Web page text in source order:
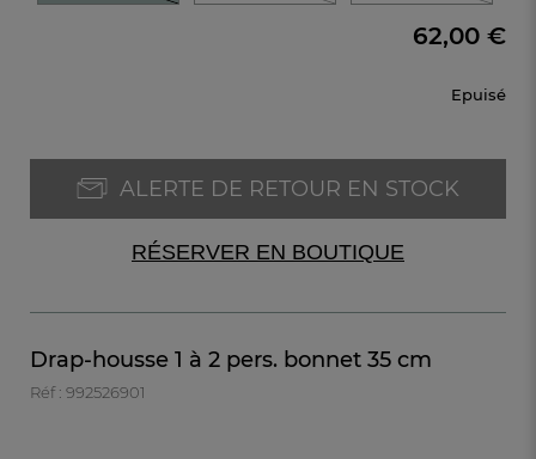
Epuisé
62,00 €
ALERTE DE RETOUR EN STOCK
RÉSERVER EN BOUTIQUE
Drap-housse 1 à 2 pers. bonnet 35 cm
Réf : 992526901